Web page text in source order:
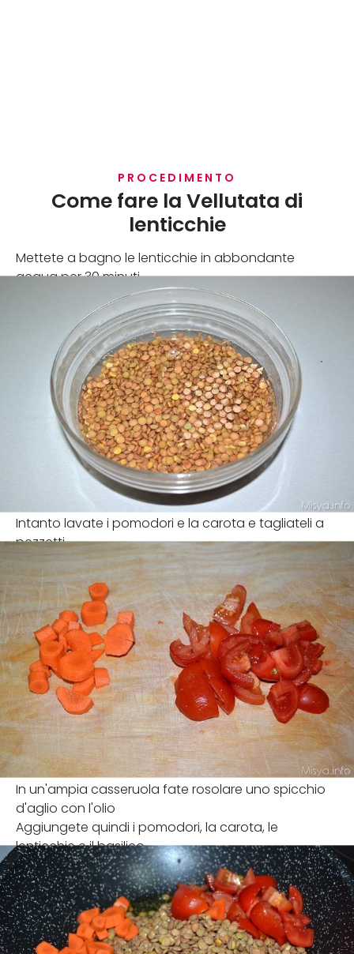
PROCEDIMENTO
Come fare la Vellutata di
lenticchie
Mettete a bagno le lenticchie in abbondante
acqua per 30 minuti.
Intanto lavate i pomodori e la carota e tagliateli a
pezzetti.
In un'ampia casseruola fate rosolare uno spicchio
d'aglio con l'olio
Aggiungete quindi i pomodori, la carota, le
lenticchie e il basilico.